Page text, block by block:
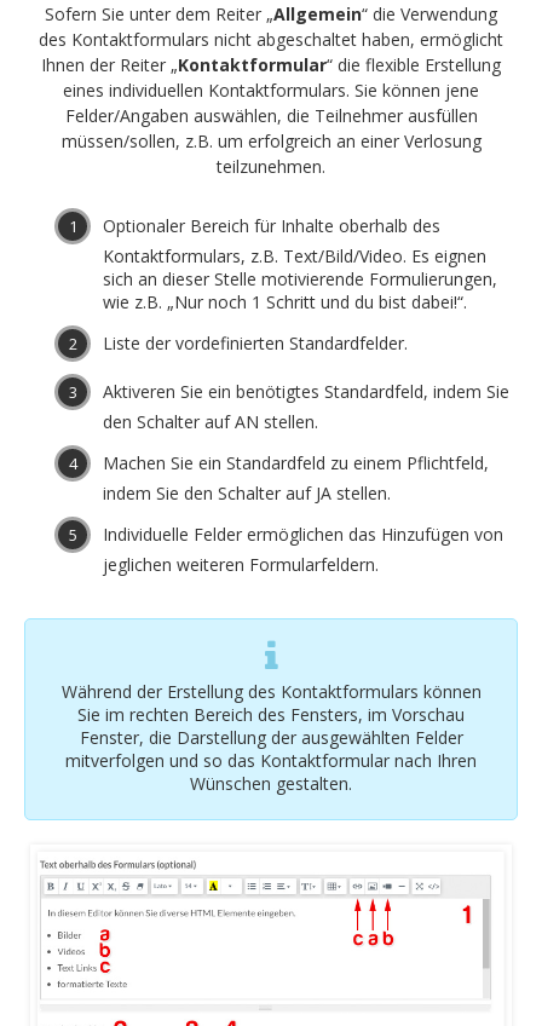
Sofern Sie unter dem Reiter „Allgemein“ die Verwendung
des Kontaktformulars nicht abgeschaltet haben, ermöglicht
Ihnen der Reiter „Kontaktformular“ die flexible Erstellung
eines individuellen Kontaktformulars. Sie können jene
Felder/Angaben auswählen, die Teilnehmer ausfüllen
müssen/sollen, z.B. um erfolgreich an einer Verlosung
teilzunehmen.
Optionaler Bereich für Inhalte oberhalb des
Kontaktformulars, z.B. Text/Bild/Video. Es eignen
sich an dieser Stelle motivierende Formulierungen,
wie z.B. „Nur noch 1 Schritt und du bist dabei!“.
Liste der vordefinierten Standardfelder.
Aktiveren Sie ein benötigtes Standardfeld, indem Sie
den Schalter auf AN stellen.
Machen Sie ein Standardfeld zu einem Pflichtfeld,
indem Sie den Schalter auf JA stellen.
Individuelle Felder ermöglichen das Hinzufügen von
jeglichen weiteren Formularfeldern.
Während der Erstellung des Kontaktformulars können
Sie im rechten Bereich des Fensters, im Vorschau
Fenster, die Darstellung der ausgewählten Felder
mitverfolgen und so das Kontaktformular nach Ihren
Wünschen gestalten.